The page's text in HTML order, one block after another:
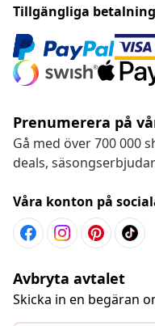
Tillgängliga
Prenumerera på
Gå med över 700 000
deals,
Våra konton på
Avbryta avtalet
Skicka in en begäran